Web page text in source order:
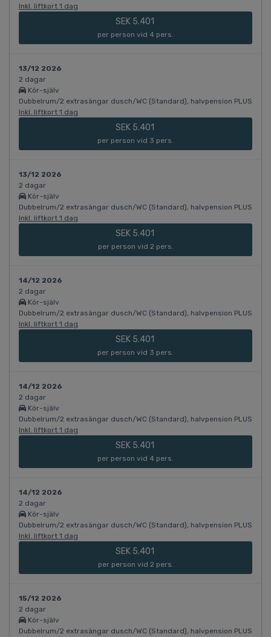
Inkl. liftkort 1 dag
SEK 5.401
per person vid 4 pers.
13/12 2026
2 dagar
Kör-själv
Dubbelrum/2 extrasängar dusch/WC (Standard), halvpension PLUS
Inkl. liftkort 1 dag
SEK 5.401
per person vid 3 pers.
13/12 2026
2 dagar
Kör-själv
Dubbelrum/2 extrasängar dusch/WC (Standard), halvpension PLUS
Inkl. liftkort 1 dag
SEK 5.401
per person vid 2 pers.
14/12 2026
2 dagar
Kör-själv
Dubbelrum/2 extrasängar dusch/WC (Standard), halvpension PLUS
Inkl. liftkort 1 dag
SEK 5.401
per person vid 3 pers.
14/12 2026
2 dagar
Kör-själv
Dubbelrum/2 extrasängar dusch/WC (Standard), halvpension PLUS
Inkl. liftkort 1 dag
SEK 5.401
per person vid 4 pers.
14/12 2026
2 dagar
Kör-själv
Dubbelrum/2 extrasängar dusch/WC (Standard), halvpension PLUS
Inkl. liftkort 1 dag
SEK 5.401
per person vid 2 pers.
15/12 2026
2 dagar
Kör-själv
Dubbelrum/2 extrasängar dusch/WC (Standard), halvpension PLUS